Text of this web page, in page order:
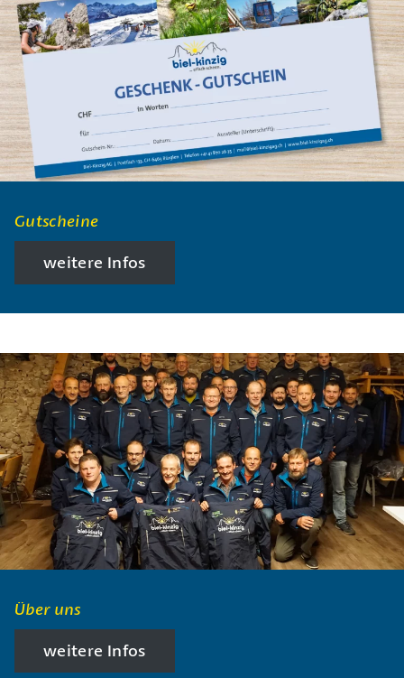
Gutscheine
weitere Infos
Über uns
weitere Infos